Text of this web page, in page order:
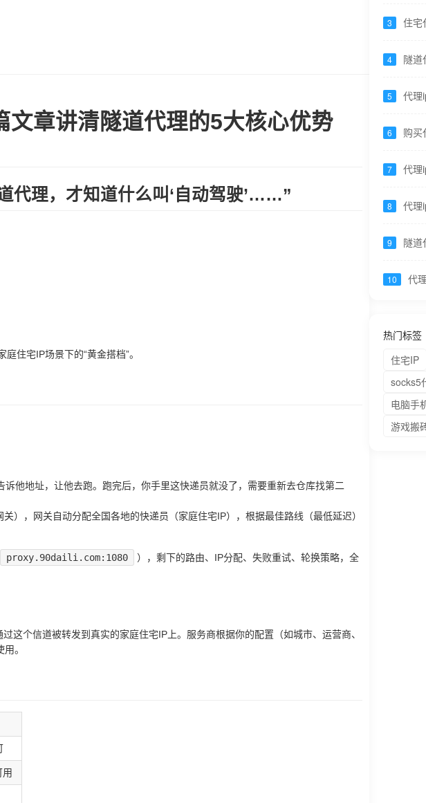
章讲清隧道代理的5大核心优势
代理，才知道什么叫‘自动驾驶’……”
住宅IP场景下的“黄金搭档”。
他地址，让他去跑。跑完后，你手里这快递员就没了，需要重新去仓库找第二
），网关自动分配全国各地的快递员（家庭住宅IP），根据最佳路线（最低延迟）
proxy.90daili.com:1080
），剩下的路由、IP分配、失败重试、轮换策略，全
这个信道被转发到真实的家庭住宅IP上。服务商根据你的配置（如城市、运营商、
。
3
住宅
代理
4
隧道
5
代理
6
购买
代理
7
代理
8
代理
9
隧道
限
10
代
热门标签
住宅IP
socks5
电脑手
游戏搬